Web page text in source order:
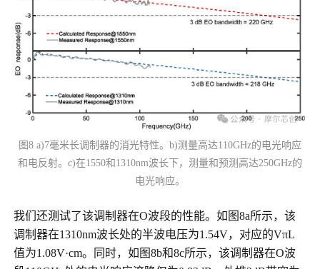
图8 a)7毫米长调制器的消光特性。b)测量高达110GHz的电光响应
和电反射。c)在1550和1310nm波长下，测量和预测高达250GHz的
电光响应。
我们还测试了该调制器在O波段的性能。如图8a所示，该
调制器在1310nm波长处的半波电压为1.54V，对应的VπL
值为1.08V·cm。同时，如图8b和8c所示，该调制器在O波